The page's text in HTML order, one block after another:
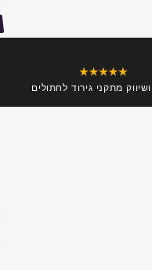
מתקני גירוד לחתולים